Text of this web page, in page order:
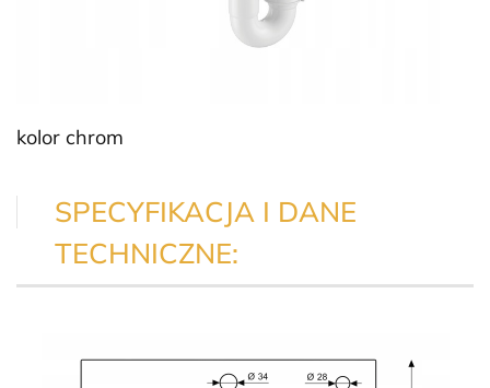
kolor chrom
SPECYFIKACJA I DANE
TECHNICZNE: